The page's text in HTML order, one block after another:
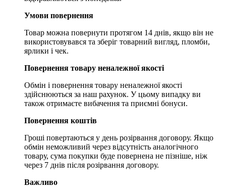
Умови повернення
Товар можна повернути протягом 14 днів, якщо він не
використовувався та зберіг товарний вигляд, пломби,
ярлики і чек.
Повернення товару неналежної якості
Обмін і повернення товару неналежної якості
здійснюються за наш рахунок. У цьому випадку ви
також отримаєте вибачення та приємні бонуси.
Повернення коштів
Гроші повертаються у день розірвання договору. Якщо
обмін неможливий через відсутність аналогічного
товару, сума покупки буде повернена не пізніше, ніж
через 7 днів після розірвання договору.
Важливо